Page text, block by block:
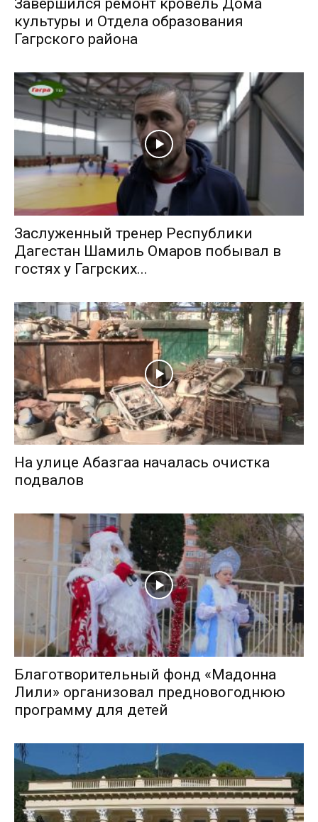
Завершился ремонт кровель Дома
культуры и Отдела образования
Гагрского района
Заслуженный тренер Республики
Дагестан Шамиль Омаров побывал в
гостях у Гагрских...
На улице Абазгаа началась очистка
подвалов
Благотворительный фонд «Мадонна
Лили» организовал предновогоднюю
программу для детей